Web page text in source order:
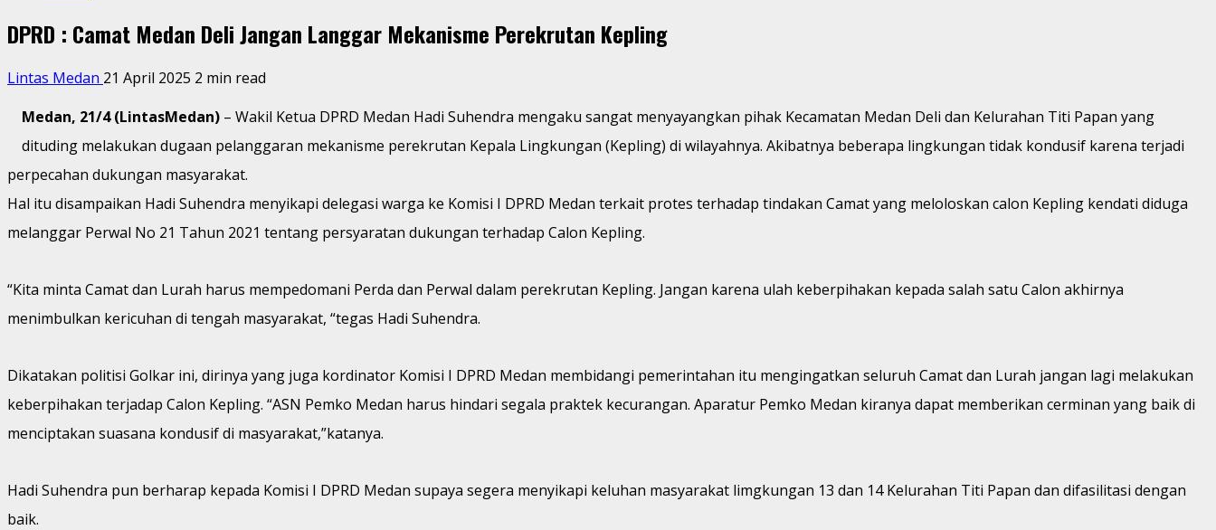
DPRD : Camat Medan Deli Jangan Langgar Mekanisme Perekrutan Kepling
Lintas Medan 21 April 2025 2 min read
Medan, 21/4 (LintasMedan) – Wakil Ketua DPRD Medan Hadi Suhendra mengaku sangat menyayangkan pihak Kecamatan Medan Deli dan Kelurahan Titi Papan yang
dituding melakukan dugaan pelanggaran mekanisme perekrutan Kepala Lingkungan (Kepling) di wilayahnya. Akibatnya beberapa lingkungan tidak kondusif karena terjadi
perpecahan dukungan masyarakat.
Hal itu disampaikan Hadi Suhendra menyikapi delegasi warga ke Komisi I DPRD Medan terkait protes terhadap tindakan Camat yang meloloskan calon Kepling kendati diduga
melanggar Perwal No 21 Tahun 2021 tentang persyaratan dukungan terhadap Calon Kepling.
“Kita minta Camat dan Lurah harus mempedomani Perda dan Perwal dalam perekrutan Kepling. Jangan karena ulah keberpihakan kepada salah satu Calon akhirnya
menimbulkan kericuhan di tengah masyarakat, “tegas Hadi Suhendra.
Dikatakan politisi Golkar ini, dirinya yang juga kordinator Komisi I DPRD Medan membidangi pemerintahan itu mengingatkan seluruh Camat dan Lurah jangan lagi melakukan
keberpihakan terjadap Calon Kepling. “ASN Pemko Medan harus hindari segala praktek kecurangan. Aparatur Pemko Medan kiranya dapat memberikan cerminan yang baik di
menciptakan suasana kondusif di masyarakat,”katanya.
Hadi Suhendra pun berharap kepada Komisi I DPRD Medan supaya segera menyikapi keluhan masyarakat limgkungan 13 dan 14 Kelurahan Titi Papan dan difasilitasi dengan
baik.